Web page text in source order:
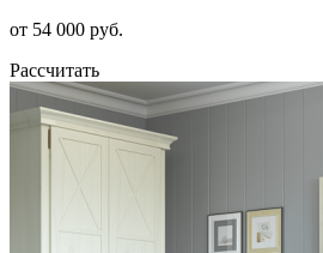
от 54 000 руб.
Рассчитать